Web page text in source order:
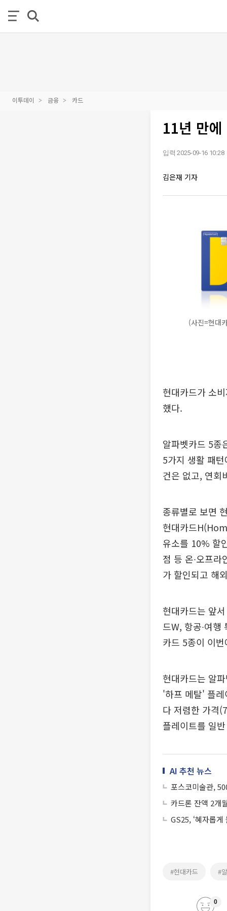
이투데이 금융 카드
11년 만
입력 2025-09-16 10:28
김은재 기자
(사진=현대
현대카드가 소
했다.
알파벳카드 5종
5가지 생활 패
건은 없고, 연회
종류별로 보면
현대카드
유소를 10% 할
점 등 온∙오프
가 할인되고 해
현대카드는 앞
드W, 항공∙여
카드 5종이 이
현대카드는 알
'하프 메탈' 플
다 저렴한 가격
플레이트를 일
AI 추천 뉴스
포스코미술관,
카드론 잔액 2개
GS25, ‘혜자롭
#현대카드 #
0